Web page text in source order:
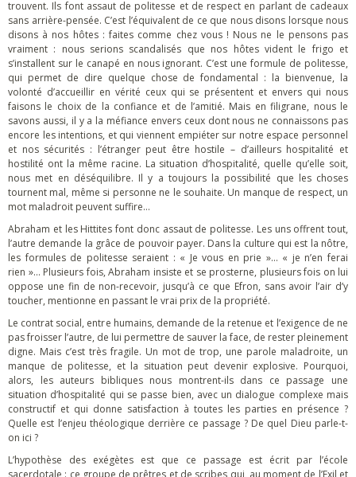
trouvent. Ils font assaut de politesse et de respect en parlant de cadeaux
sans arrière-pensée. C’est l’équivalent de ce que nous disons lorsque nous
disons à nos hôtes : faites comme chez vous ! Nous ne le pensons pas
vraiment : nous serions scandalisés que nos hôtes vident le frigo et
s’installent sur le canapé en nous ignorant. C’est une formule de politesse,
qui permet de dire quelque chose de fondamental : la bienvenue, la
volonté d’accueillir en vérité ceux qui se présentent et envers qui nous
faisons le choix de la confiance et de l’amitié. Mais en filigrane, nous le
savons aussi, il y a la méfiance envers ceux dont nous ne connaissons pas
encore les intentions, et qui viennent empiéter sur notre espace personnel
et nos sécurités : l’étranger peut être hostile – d’ailleurs hospitalité et
hostilité ont la même racine. La situation d’hospitalité, quelle qu’elle soit,
nous met en déséquilibre. Il y a toujours la possibilité que les choses
tournent mal, même si personne ne le souhaite. Un manque de respect, un
mot maladroit peuvent suffire…
Abraham et les Hittites font donc assaut de politesse. Les uns offrent tout,
l’autre demande la grâce de pouvoir payer. Dans la culture qui est la nôtre,
les formules de politesse seraient : « Je vous en prie »… « je n’en ferai
rien »… Plusieurs fois, Abraham insiste et se prosterne, plusieurs fois on lui
oppose une fin de non-recevoir, jusqu’à ce que Efron, sans avoir l’air d’y
toucher, mentionne en passant le vrai prix de la propriété.
Le contrat social, entre humains, demande de la retenue et l’exigence de ne
pas froisser l’autre, de lui permettre de sauver la face, de rester pleinement
digne. Mais c’est très fragile. Un mot de trop, une parole maladroite, un
manque de politesse, et la situation peut devenir explosive. Pourquoi,
alors, les auteurs bibliques nous montrent-ils dans ce passage une
situation d’hospitalité qui se passe bien, avec un dialogue complexe mais
constructif et qui donne satisfaction à toutes les parties en présence ?
Quelle est l’enjeu théologique derrière ce passage ? De quel Dieu parle-t-
on ici ?
L’hypothèse des exégètes est que ce passage est écrit par l’école
sacerdotale : ce groupe de prêtres et de scribes qui, au moment de l’Exil et